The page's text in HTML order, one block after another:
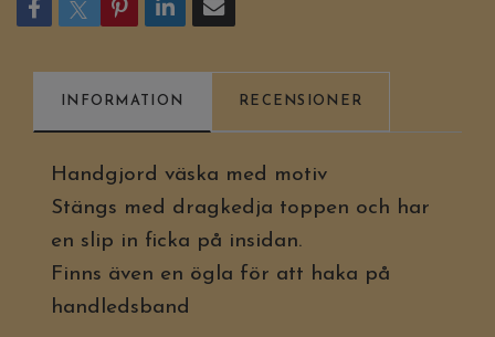
INFORMATION RECENSIONER
Handgjord väska med motiv
Stängs med dragkedja toppen och har
en slip in ficka på insidan.
Finns även en ögla för att haka på
handledsband